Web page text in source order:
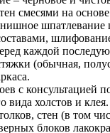
смесями на
каждой
(обычная,
с консультацией
вида холстов и клея.
стен (в том
блоков